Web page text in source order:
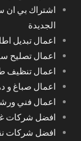
الجديدة
اعمال تبديل
اعمال تصليح
اعمال تنظيف
اعمال صباغ و
اعمال فني
افضل شركات
افضل شركات